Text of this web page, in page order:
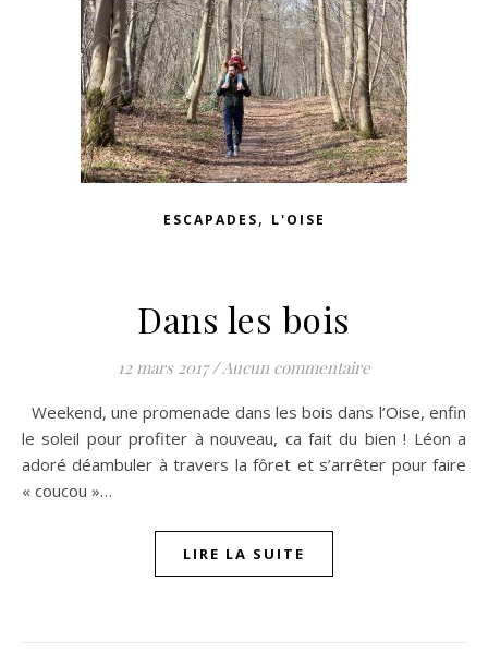
ESCAPADES, L'OISE
Dans les bois
12 mars 2017 /Aucun commentaire
Weekend, une promenade dans les bois dans l’Oise, enfin
le soleil pour profiter à nouveau, ca fait du bien ! Léon a
adoré déambuler à travers la fôret et s’arrêter pour faire
« coucou »…
LIRE LA SUITE